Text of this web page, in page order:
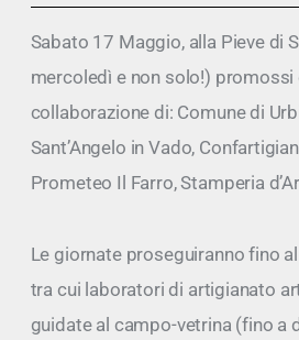
Sabato 17 Maggio, alla Pieve di
mercoledì e non solo!) promossi
collaborazione di: Comune di
Sant’Angelo in Vado,
Prometeo Il Farro, Stamperia
Le giornate proseguiranno fino
tra cui laboratori di artigianato
guidate al campo-vetrina (fino a